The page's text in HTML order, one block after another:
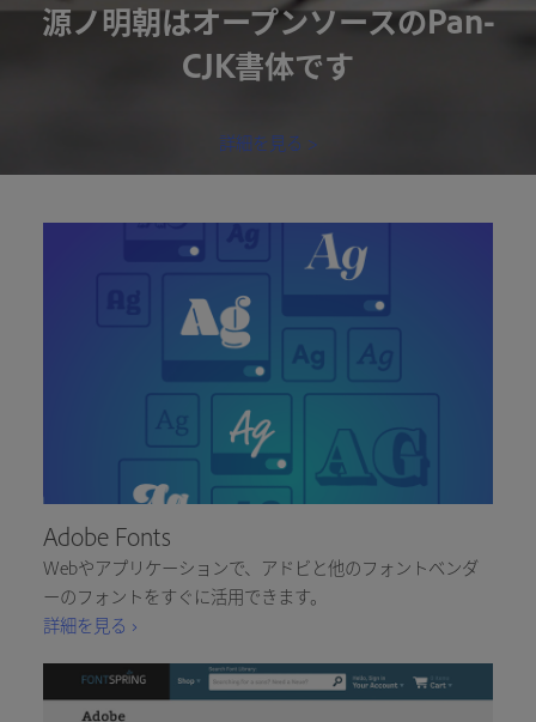
源ノ明朝はオープンソースのPan-
CJK書体です
詳細を見る >
Adobe Fonts
Webやアプリケーションで、アドビと他のフォントベンダ
ーのフォントをすぐに活用できます。
詳細を見る ›